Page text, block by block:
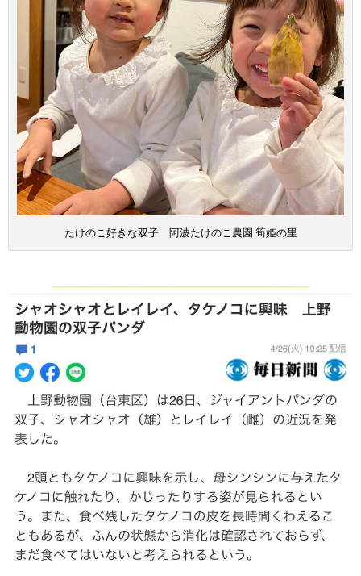
たけのこ好きな双子 阿波たけのこ農園 筍姫の里